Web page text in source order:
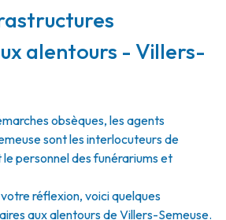
alentours - Villers-
obsèques, les agents
sont les interlocuteurs de
personnel des funérariums et
réflexion, voici quelques
aux alentours de Villers-Semeuse.